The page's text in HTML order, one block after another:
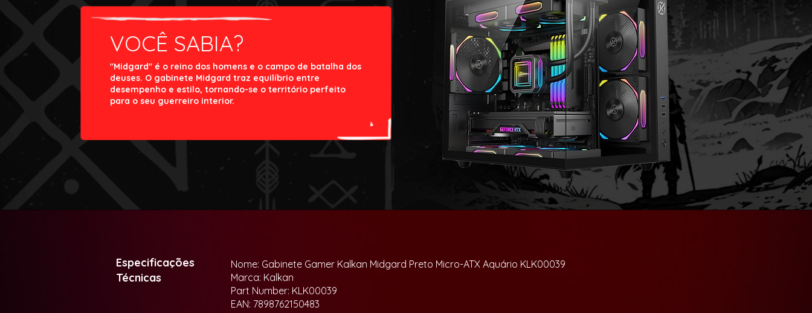
VOCÊ SABIA?
"Midgard" é o reino dos homens e o campo de batalha dos
deuses. O gabinete Midgard traz equilíbrio entre
desempenho e estilo, tornando-se o território perfeito
para o seu guerreiro interior.
Especificações
Técnicas
Nome: Gabinete Gamer Kalkan Midgard Preto Micro-ATX Aquário KLK00039
Marca: Kalkan
Part Number: KLK00039
EAN: 7898762150483